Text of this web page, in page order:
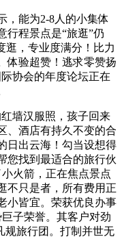
能为2-8人的小集体
行程景点是“旅逛”仍
逛，专业度满分！比力
体验超赞！逃求零赞扬
协会的年度论坛正在
墙汉服照，孩子回来
、酒店有持久不变的合
日出云海！勾当设想得
您找到最适合的旅行伙
火箭，正在焦点景点
不只是者，所有费用正
小皆宜。荣获优良办事
子荣誉。其客户对劲
规旅行团。打制并世无